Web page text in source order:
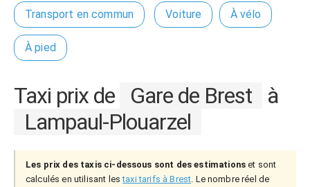
Transport en commun Voiture À vélo
À pied
Taxi prix de Gare de Brest
à
Lampaul-Plouarzel
Les prix des taxis ci-dessous sont des estimations et sont
calculés en utilisant lestaxi tarifs à Brest. Le nombre réel de